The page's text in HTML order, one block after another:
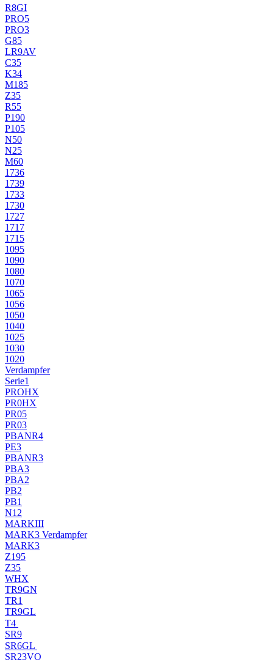
R8GI
PRO5
PRO3
G85
LR9AV
C35
K34
M185
Z35
R55
P190
P105
N50
N25
M60
1736
1739
1733
1730
1727
1717
1715
1095
1090
1080
1070
1065
1056
1050
1040
1025
1030
1020
Verdampfer
Serie1
PROHX
PR0HX
PR05
PR03
PBANR4
PE3
PBANR3
PBA3
PBA2
PB2
PB1
N12
MARKIII
MARK3 Verdampfer
MARK3
Z195
Z35
WHX
TR9GN
TR1
TR9GL
T4
SR9
SR6GL
SR23VO